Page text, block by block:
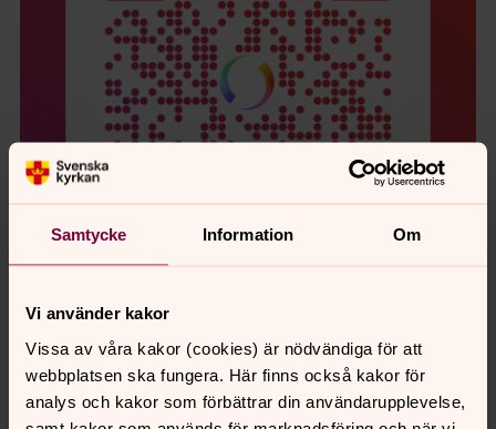
Samtycke Information Om
Vi använder kakor
Vissa av våra kakor (cookies) är nödvändiga för att
webbplatsen ska fungera. Här finns också kakor för
analys och kakor som förbättrar din användarupplevelse,
Sjukhuskyrkan i Skellefteå
Sjukhuskyrkan är det samlade namnet för den